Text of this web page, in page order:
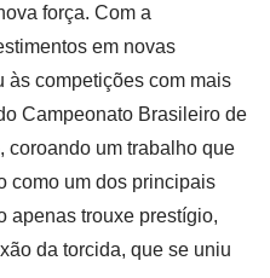
força. Com a
em novas
às competições com mais
Campeonato Brasileiro de
coroando um trabalho que
como um dos principais
apenas trouxe prestígio,
da torcida, que se uniu